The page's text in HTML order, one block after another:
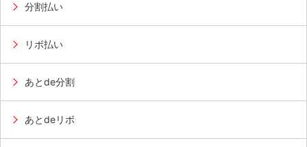
分割払い
リボ払い
あとde分割
あとdeリボ